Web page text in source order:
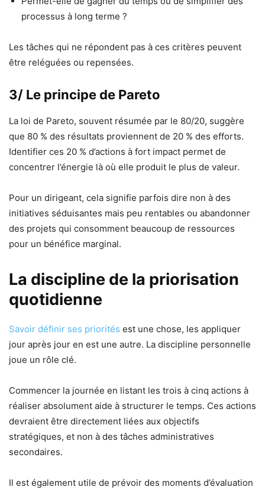
processus à long terme ?
Les tâches qui ne répondent pas à ces critères peuvent
être reléguées ou repensées.
3/ Le principe de Pareto
La loi de Pareto, souvent résumée par le 80/20, suggère
que 80 % des résultats proviennent de 20 % des efforts.
Identifier ces 20 % d’actions à fort impact permet de
concentrer l’énergie là où elle produit le plus de valeur.
Pour un dirigeant, cela signifie parfois dire non à des
initiatives séduisantes mais peu rentables ou abandonner
des projets qui consomment beaucoup de ressources
pour un bénéfice marginal.
La discipline de la priorisation
quotidienne
Savoir définir ses priorités est une chose, les appliquer
jour après jour en est une autre. La discipline personnelle
joue un rôle clé.
Commencer la journée en listant les trois à cinq actions à
réaliser absolument aide à structurer le temps. Ces actions
devraient être directement liées aux objectifs
stratégiques, et non à des tâches administratives
secondaires.
Il est également utile de prévoir des moments d’évaluation